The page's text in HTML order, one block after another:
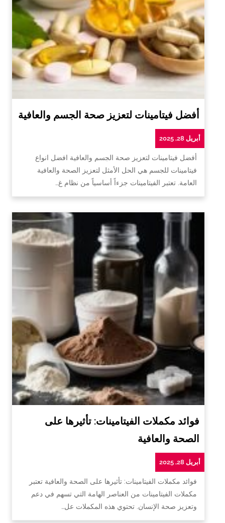
أفضل فيتامينات لتعزيز صحة الجسم والعافية
أبريل 28, 2025
أفضل فيتامينات لتعزيز صحة الجسم والعافية افضل انواع
فيتامينات للجسم هي الحل الأمثل لتعزيز الصحة والعافية
العامة. تعتبر الفيتامينات جزءاً أساسياً من نظام غ…
فوائد مكملات الفيتامينات: تأثيرها على
الصحة والعافية
أبريل 28, 2025
فوائد مكملات الفيتامينات: تأثيرها على الصحة والعافية تعتبر
مكملات الفيتامينات من العناصر الهامة التي تسهم في دعم
وتعزيز صحة الإنسان. تحتوي هذه المكملات عل…